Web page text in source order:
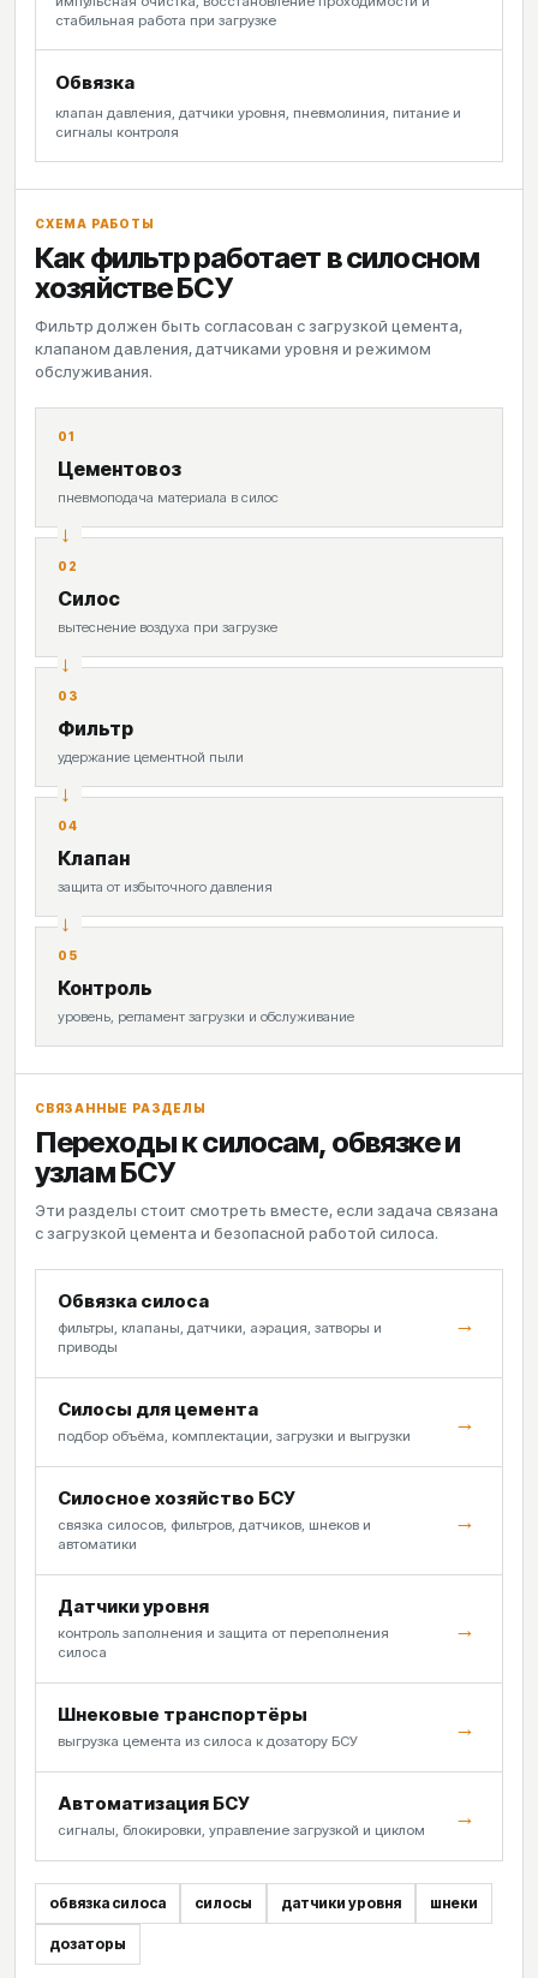
стабильная работа при загрузке
Обвязка
клапан давления, датчики уровня, пневмолиния, питание и
сигналы контроля
СХЕМА РАБОТЫ
Как фильтр работает в силосном
хозяйстве БСУ
Фильтр должен быть согласован с загрузкой цемента,
клапаном давления, датчиками уровня и режимом
обслуживания.
01
Цементовоз
пневмоподача материала в силос
02
Силос
вытеснение воздуха при загрузке
03
Фильтр
удержание цементной пыли
04
Клапан
защита от избыточного давления
05
Контроль
уровень, регламент загрузки и обслуживание
СВЯЗАННЫЕ РАЗДЕЛЫ
Переходы к силосам, обвязке и
узлам БСУ
Эти разделы стоит смотреть вместе, если задача связана
с загрузкой цемента и безопасной работой силоса.
Обвязка силоса
фильтры, клапаны, датчики, аэрация, затворы и
приводы
→
Силосы для цемента
подбор объёма, комплектации, загрузки и выгрузки
→
Силосное хозяйство БСУ
связка силосов, фильтров, датчиков, шнеков и
автоматики
→
Датчики уровня
контроль заполнения и защита от переполнения
силоса
→
Шнековые транспортёры
выгрузка цемента из силоса к дозатору БСУ
→
Автоматизация БСУ
сигналы, блокировки, управление загрузкой и циклом
→
обвязка силоса силосы датчики уровня шнеки
дозаторы